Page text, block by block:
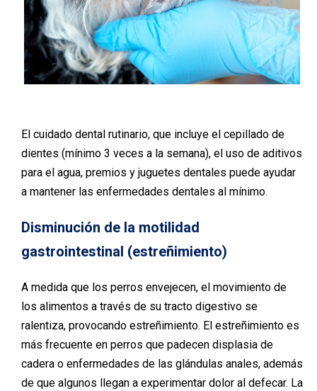
El cuidado dental rutinario, que incluye el cepillado de
dientes (mínimo 3 veces a la semana), el uso de aditivos
para el agua, premios y juguetes dentales puede ayudar
a mantener las enfermedades dentales al mínimo.
Disminución de la motilidad
gastrointestinal (estreñimiento)
A medida que los perros envejecen, el movimiento de
los alimentos a través de su tracto digestivo se
ralentiza, provocando estreñimiento. El estreñimiento es
más frecuente en perros que padecen displasia de
cadera o enfermedades de las glándulas anales, además
de que algunos llegan a experimentar dolor al defecar. La